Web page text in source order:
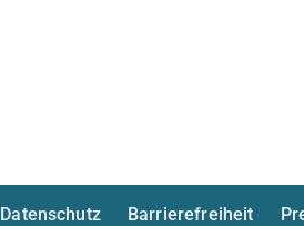
Datenschutz Barrierefreiheit